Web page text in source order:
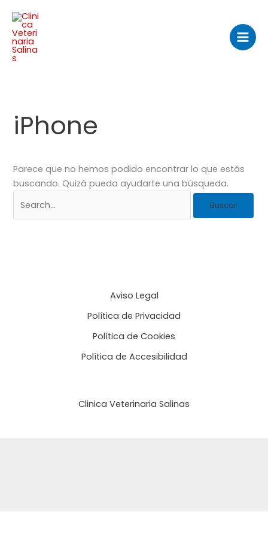
contenido
iPhone
Parece que no hemos podido encontrar lo que estás
buscando. Quizá pueda ayudarte una búsqueda.
por:
Aviso Legal
Política de Privacidad
Política de Cookies
Política de Accesibilidad
Clinica Veterinaria Salinas